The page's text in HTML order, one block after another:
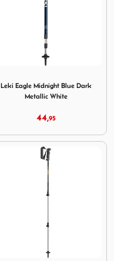
Leki Eagle Midnight Blue Dark
Metallic White
44,95